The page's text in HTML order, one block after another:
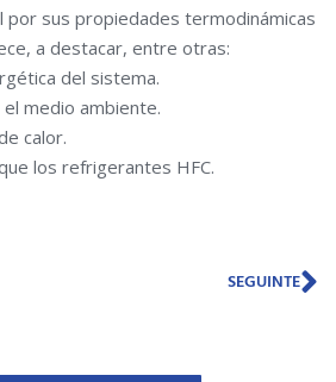
por sus propiedades termodinámicas
a destacar, entre otras:
del sistema.
medio ambiente.
calor.
los refrigerantes HFC.
SEGUINTE